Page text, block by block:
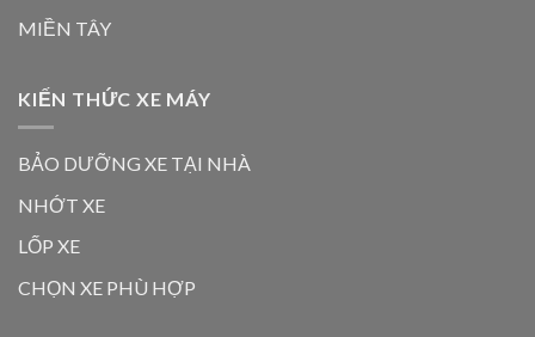
MIỀN TÂY
KIẾN THỨC XE MÁY
BẢO DƯỠNG XE TẠI NHÀ
NHỚT XE
LỐP XE
CHỌN XE PHÙ HỢP